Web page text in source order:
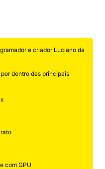
e criador Luciano da
dentro das principais
com GPU